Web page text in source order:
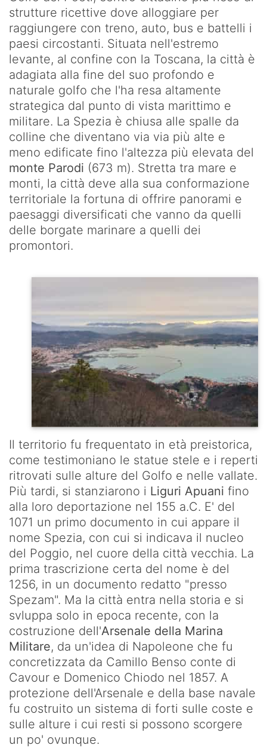
Telegrafo-
Monte
Marvede
Monte
Marvede-
Foce
Drignana
Foce
Drignana-
Colle
di
Gritta
Colle
STRADA
SANTUARI
strutture ricettive dove alloggiare per
raggiungere con treno, auto, bus e battelli i
paesi circostanti. Situata nell'estremo
levante, al confine con la Toscana, la città è
adagiata alla fine del suo profondo e
naturale golfo che l'ha resa altamente
strategica dal punto di vista marittimo e
militare. La Spezia è chiusa alle spalle da
colline che diventano via via più alte e
meno edificate fino l'altezza più elevata del
monte Parodi (673 m). Stretta tra mare e
monti, la città deve alla sua conformazione
territoriale la fortuna di offrire panorami e
paesaggi diversificati che vanno da quelli
delle borgate marinare a quelli dei
promontori.
Il territorio fu frequentato in età preistorica,
come testimoniano le statue stele e i reperti
ritrovati sulle alture del Golfo e nelle vallate.
Più tardi, si stanziarono i Liguri Apuani fino
alla loro deportazione nel 155 a.C. E' del
1071 un primo documento in cui appare il
nome Spezia, con cui si indicava il nucleo
del Poggio, nel cuore della città vecchia. La
prima trascrizione certa del nome è del
1256, in un documento redatto "presso
Spezam". Ma la città entra nella storia e si
svluppa solo in epoca recente, con la
costruzione dell'Arsenale della Marina
Militare, da un'idea di Napoleone che fu
concretizzata da Camillo Benso conte di
Cavour e Domenico Chiodo nel 1857. A
protezione dell'Arsenale e della base navale
fu costruito un sistema di forti sulle coste e
sulle alture i cui resti si possono scorgere
un po' ovunque.